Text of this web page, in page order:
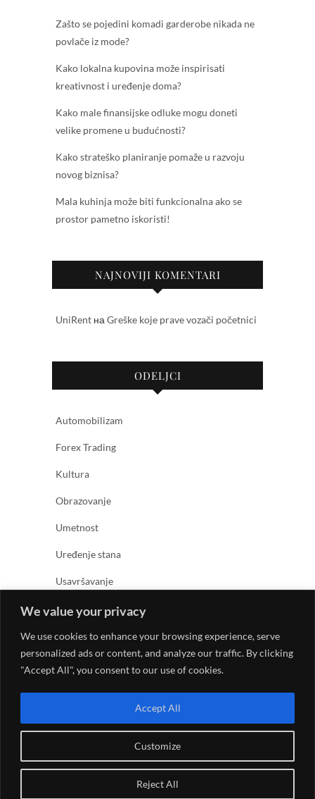
We value your privacy
We use cookies to enhance your browsing experience, serve
personalized ads or content, and analyze our traffic. By clicking
"Accept All", you consent to our use of cookies.
Customize
Reject All
Accept All
Zašto se pojedini komadi garderobe nikada ne
povlače iz mode?
Kako lokalna kupovina može inspirisati
kreativnost i uređenje doma?
Kako male finansijske odluke mogu doneti
velike promene u budućnosti?
Kako strateško planiranje pomaže u razvoju
novog biznisa?
Mala kuhinja može biti funkcionalna ako se
prostor pametno iskoristi!
NAJNOVIJI KOMENTARI
UniRent на Greške koje prave vozači početnici
ODELJCI
Automobilizam
Forex Trading
Kultura
Obrazovanje
Umetnost
Uređenje stana
Usavršavanje
Zabava
Zanimljivosti
Kreativno umetnički magazin